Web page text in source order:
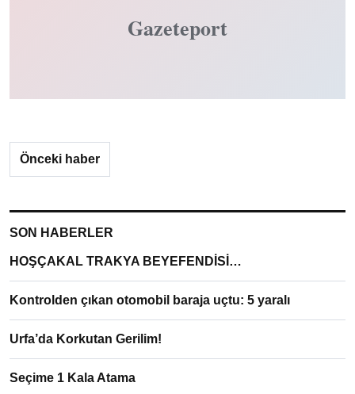
Gazeteport
Önceki haber
SON HABERLER
HOŞÇAKAL TRAKYA BEYEFENDİSİ…
Kontrolden çıkan otomobil baraja uçtu: 5 yaralı
Urfa’da Korkutan Gerilim!
Seçime 1 Kala Atama